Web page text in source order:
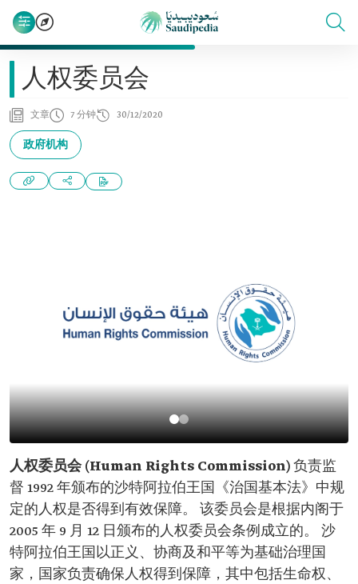
人权委员会
文章 7 分钟 30/12/2020
政府机构
人权委员会 (Human Rights Commission)负责监
督 1992 年颁布的沙特阿拉伯王国《治国基本法》中规
定的人权是否得到有效保障。 该委员会是根据内阁于
2005 年 9 月 12 日颁布的人权委员会条例成立的。 沙
特阿拉伯王国以正义、协商及和平等为基础治理国
家，国家负责确保人权得到保障，其中包括生命权、